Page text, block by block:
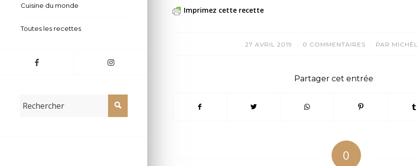
Cuisine du monde
Toutes les recettes
Imprimez cette recette
27 AVRIL 2019
/ 0 COMMENTAIRES
/ PAR
Partager cet entrée
0